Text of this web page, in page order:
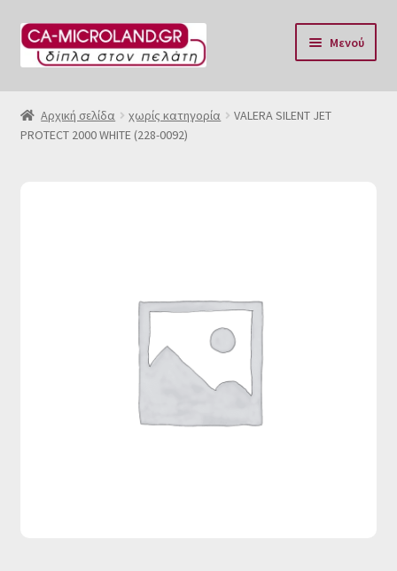
Απευθείας
μετάβαση
Μετάβαση
σε
Μενού
Αρχική
Η Eταιρία μας
Πολιτική επιστροφών
Αρχική σελίδα χωρίς κατηγορία
VALERA SILENT JET
PROTECT 2000 WHITE (228-0092)